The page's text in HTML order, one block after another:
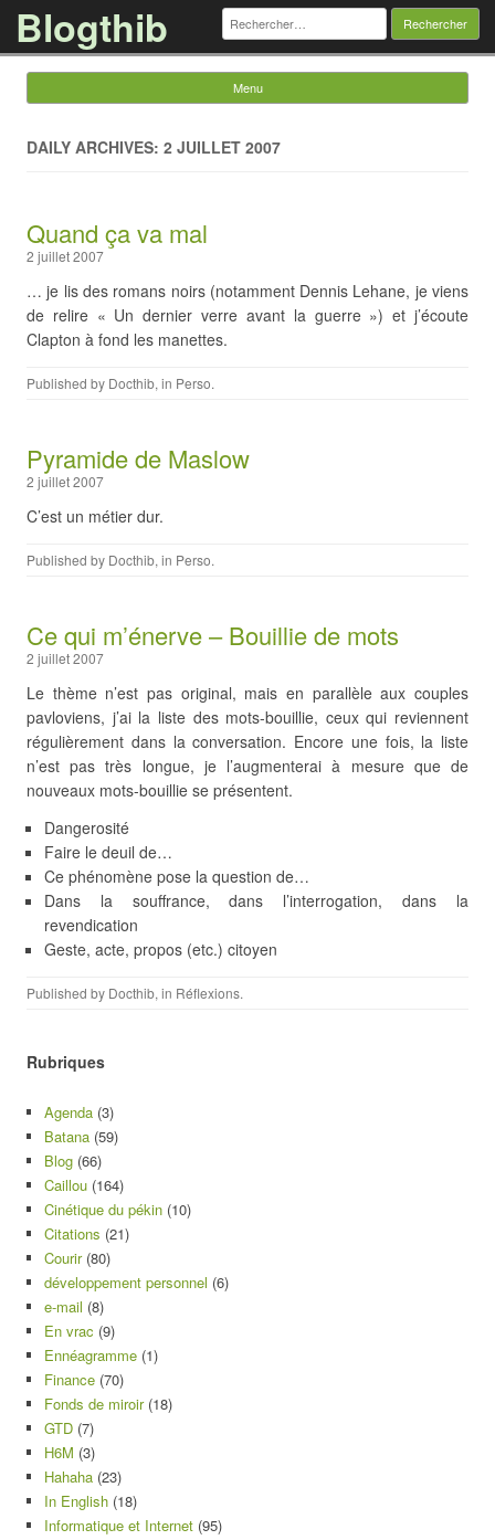
Blogthib Rechercher :
Menu
DAILY ARCHIVES: 2 JUILLET 2007
Quand ça va mal
2 juillet 2007
… je lis des romans noirs (notamment Dennis Lehane, je viens
de relire « Un dernier verre avant la guerre ») et j’écoute
Clapton à fond les manettes.
Published by Docthib, in Perso.
Pyramide de Maslow
2 juillet 2007
C’est un métier dur.
Published by Docthib, in Perso.
Ce qui m’énerve – Bouillie de mots
2 juillet 2007
Le thème n’est pas original, mais en parallèle aux couples
pavloviens, j’ai la liste des mots-bouillie, ceux qui reviennent
régulièrement dans la conversation. Encore une fois, la liste
n’est pas très longue, je l’augmenterai à mesure que de
nouveaux mots-bouillie se présentent.
Dangerosité
Faire le deuil de…
Ce phénomène pose la question de…
Dans la souffrance, dans l’interrogation, dans la
revendication
Geste, acte, propos (etc.) citoyen
Published by Docthib, in Réflexions.
Rubriques
Agenda (3)
Batana (59)
Blog (66)
Caillou (164)
Cinétique du pékin (10)
Citations (21)
Courir(80)
développement personnel (6)
e-mail (8)
En vrac (9)
Ennéagramme (1)
Finance (70)
Fonds de miroir(18)
GTD (7)
H6M (3)
Hahaha (23)
In English (18)
Informatique et Internet (95)